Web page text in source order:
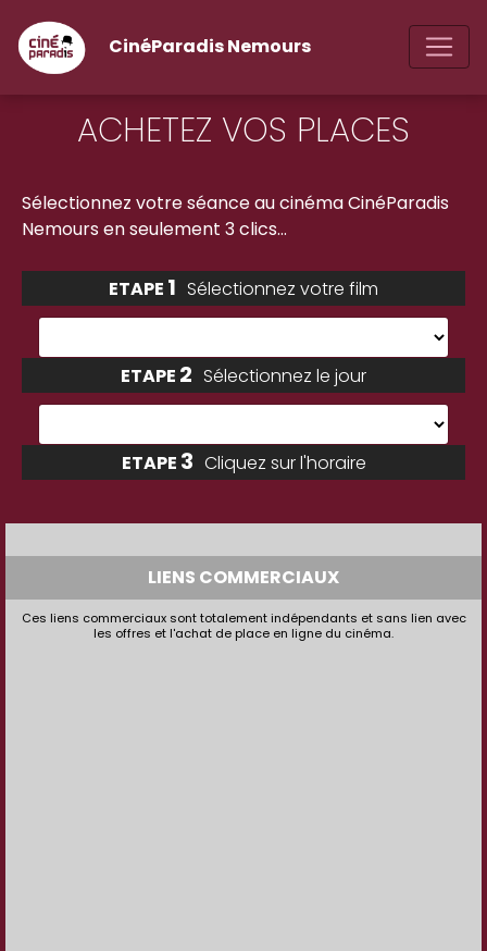
CinéParadis Nemours
ACHETEZ VOS PLACES
Sélectionnez votre séanceau cinéma CinéParadis
Nemours en seulement 3 clics...
ETAPE 1 Sélectionnez votre film
ETAPE 2 Sélectionnez le jour
ETAPE 3 Cliquez sur l'horaire
LIENS COMMERCIAUX
Ces liens commerciaux sont totalement indépendants et sans lien avec
les offres et l'achat de place en ligne du cinéma.